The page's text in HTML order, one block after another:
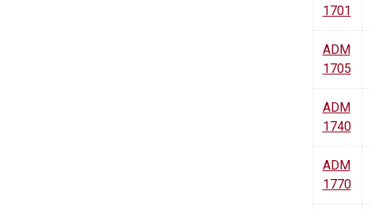
1701
ADM
1705
ADM
1740
ADM
1770